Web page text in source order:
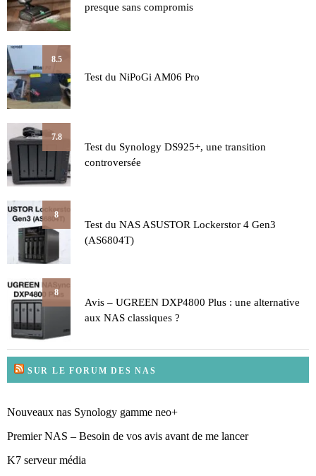
presque sans compromis
8.5
Test du NiPoGi AM06 Pro
7.8
Test du Synology DS925+, une transition
controversée
8
Test du NAS ASUSTOR Lockerstor 4 Gen3
(AS6804T)
8
Avis – UGREEN DXP4800 Plus : une alternative
aux NAS classiques ?
SUR LE FORUM DES NAS
Nouveaux nas Synology gamme neo+
Premier NAS – Besoin de vos avis avant de me lancer
K7 serveur média